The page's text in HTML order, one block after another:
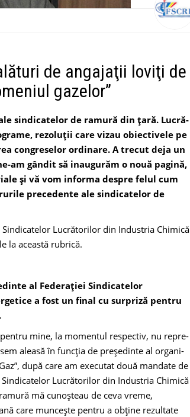
de angajaţii loviţi de
gazelor”
sindicatelor de ramură din ţară. Lucră­
rezoluţii care vizau obiectivele pe
congreselor ordinare. A trecut deja un
am gândit să inaugurăm o nouă pagină,
şi vă vom informa despre felul cum
precedente ale sindicatelor de
Lucrătorilor din Industria Chimică
la această rubrică.
al Federaţiei Sindicatelor
a fost un final cu sur­priză pentru
mine, la momentul respectiv, nu repre­
aleasă în funcția de preşedinte al organi­
după care am executat două mandate de
Lucrătorilor din Industria Chimică
mă cu­noşteau de ceva vreme,
care munceşte pentru a obţine rezultate